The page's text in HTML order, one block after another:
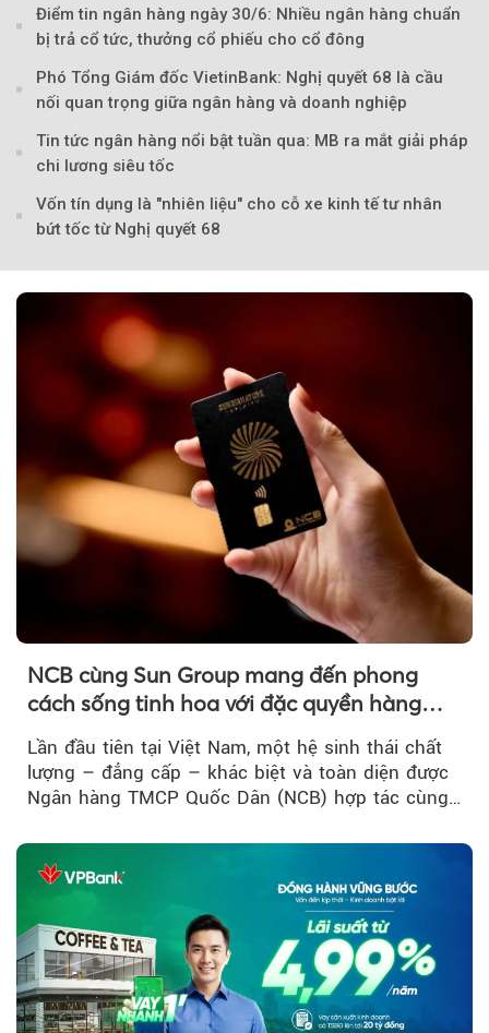
Theo
Điểm tin ngân hàng ngày 30/6: Nhiều ngân hàng chuẩn
bị trả cổ tức, thưởng cổ phiếu cho cổ đông
Phó Tổng Giám đốc VietinBank: Nghị quyết 68 là cầu
nối quan trọng giữa ngân hàng và doanh nghiệp
Tin tức ngân hàng nổi bật tuần qua: MB ra mắt giải pháp
chi lương siêu tốc
Vốn tín dụng là "nhiên liệu" cho cỗ xe kinh tế tư nhân
bứt tốc từ Nghị quyết 68
NCB cùng Sun Group mang đến phong
cách sống tinh hoa với đặc quyền hàng
đầu Việt Nam
Lần đầu tiên tại Việt Nam, một hệ sinh thái chất
lượng – đẳng cấp – khác biệt và toàn diện được
Ngân hàng TMCP Quốc Dân (NCB) hợp tác cùng